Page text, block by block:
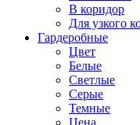
В коридор
Для узкого
Гардеробные
Цвет
Белые
Светлые
Серые
Темные
Цена